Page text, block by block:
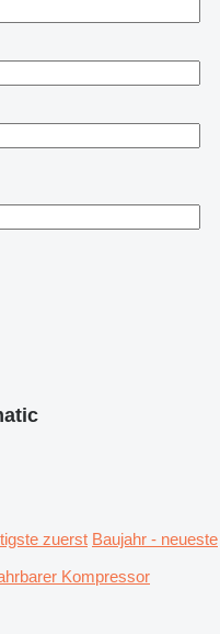
zuerst Baujahr - neueste